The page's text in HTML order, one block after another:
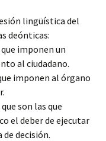
lingüística del
deónticas:
imponen un
al ciudadano.
imponen al órgano
son las que
el deber de ejecutar
decisión.